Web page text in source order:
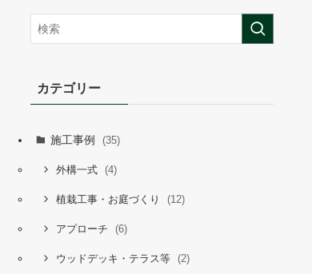
カテゴリー
施工事例 (35)
外構一式 (4)
植栽工事・お庭づくり (12)
アプローチ (6)
ウッドデッキ・テラス等 (2)